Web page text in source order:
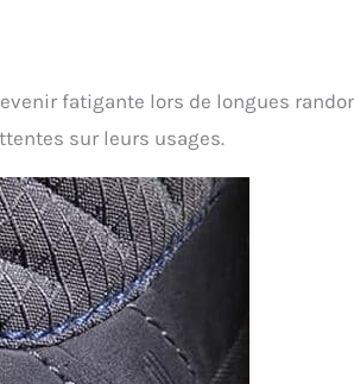
fatigante lors de longues
sur leurs usages.